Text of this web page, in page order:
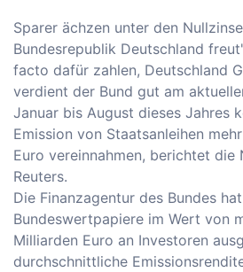
Sparer ächzen unter den
Bundesrepublik Deutschland
facto dafür zahlen, Deutschland
verdient der Bund gut am
Januar bis August dieses Jahres
Emission von Staatsanleihen
Euro vereinnahmen, berichtet die
Reuters.
Die Finanzagentur des Bundes
Bundeswertpapiere im Wert von
Milliarden Euro an Investoren
durchschnittliche